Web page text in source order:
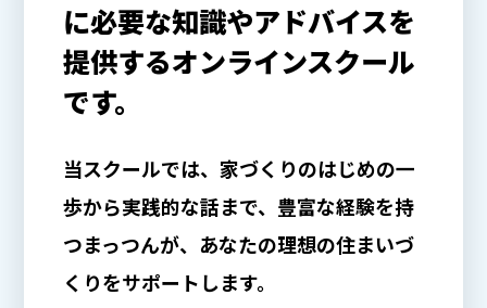
に必要な知識やアドバイスを
提供するオンラインスクール
です。
当スクールでは、家づくりのはじめの一
歩から実践的な話まで、豊富な経験を持
つまっつんが、あなたの理想の住まいづ
くりをサポートします。